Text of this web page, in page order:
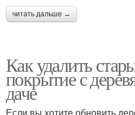
читать дальше →
Как удалить
покрытие с
даче